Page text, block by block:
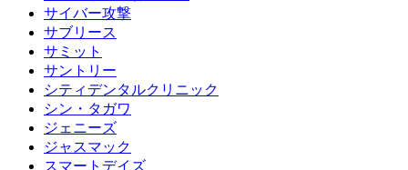
サイバー攻撃
サブリース
サミット
サントリー
シティデンタルクリニック
シン・タガワ
ジェニーズ
ジャスマック
スマートデイズ